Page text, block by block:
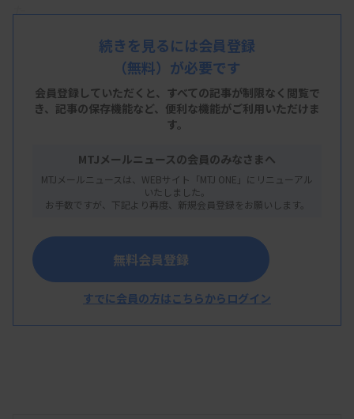
た。
改正の内容は、▽血清クレアチニン検査を追加▽喀
痰検査は削除▽肝機能検査の名称GOT、GPT、γ-
GTPをそれぞれAST、ALT、γ-GTに変更―の3点。
2026年4月に公布予定で、施行日は2027年4月1日。
第184回労働政策審議会安全衛生分科会
一般健康診断の検査項目に関する改正省
令案
続きを見るには会員登録
（無料）が必要です
会員登録していただくと、すべての記事が制限なく閲覧で
き、 記事の保存機能など、便利な機能がご利用いただけま
す。
MTJメールニュースの会員のみなさまへ
MTJメールニュースは、WEBサイト「MTJ ONE」にリニューアル
いたしました。
お手数ですが、下記より再度、新規会員登録をお願いします。
無料会員登録
すでに会員の方はこちらからログイン